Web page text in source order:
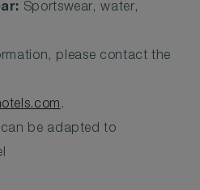
Sportswear, water,
please contact the
.
can be adapted to